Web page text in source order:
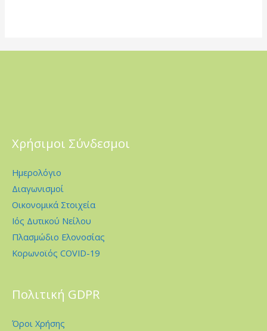
Χρήσιμοι Σύνδεσμοι
Ημερολόγιο
Διαγωνισμοί
Οικονομικά Στοιχεία
Ιός Δυτικού Νείλου
Πλασμώδιο Ελονοσίας
Κορωνοϊός COVID-19
Πολιτική GDPR
Όροι Χρήσης